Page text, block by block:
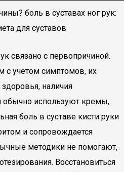
боль в суставах ног рук:
для суставов
связано с первопричиной.
с учетом симптомов, их
наличия
обычно используют кремы,
боль в суставе кисти руки
и сопровождается
методики не помогают,
Восстановиться